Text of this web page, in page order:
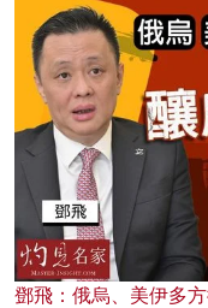
鄧飛：俄烏、美伊多